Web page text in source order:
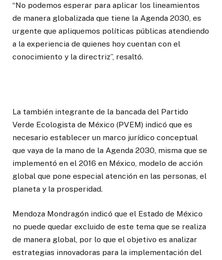
“No podemos esperar para aplicar los lineamientos
de manera globalizada que tiene la Agenda 2030, es
urgente que apliquemos políticas públicas atendiendo
a la experiencia de quienes hoy cuentan con el
conocimiento y la directriz”, resaltó.
La también integrante de la bancada del Partido
Verde Ecologista de México (PVEM) indicó que es
necesario establecer un marco jurídico conceptual
que vaya de la mano de la Agenda 2030, misma que se
implementó en el 2016 en México, modelo de acción
global que pone especial atención en las personas, el
planeta y la prosperidad.
Mendoza Mondragón indicó que el Estado de México
no puede quedar excluido de este tema que se realiza
de manera global, por lo que el objetivo es analizar
estrategias innovadoras para la implementación del